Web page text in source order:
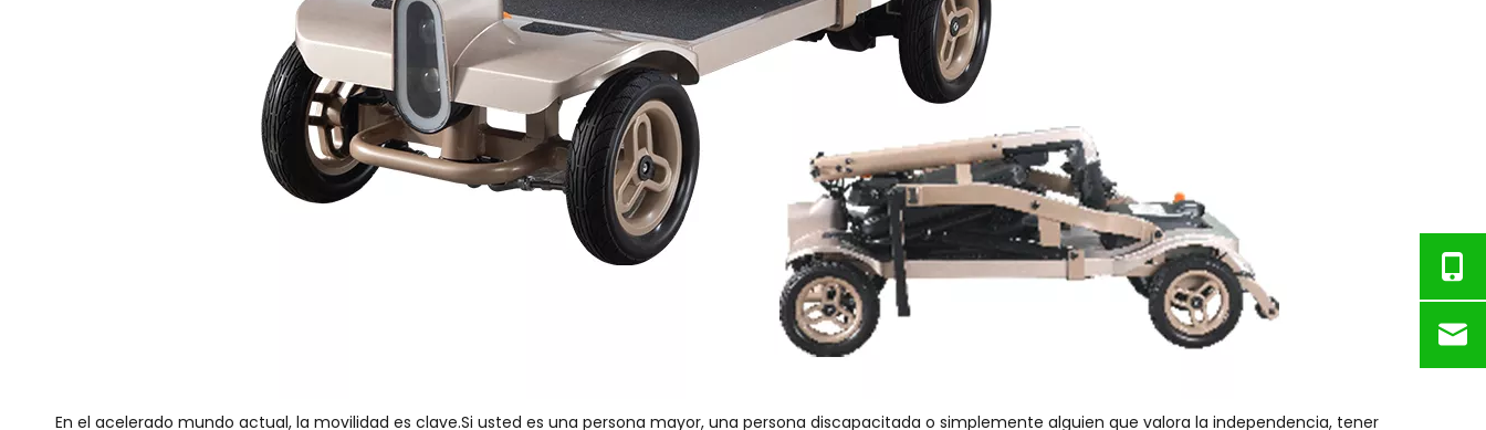
En el acelerado mundo actual, la movilidad es clave.Si usted es una persona mayor, una persona discapacitada o simplemente alguien que valora la independencia, tener